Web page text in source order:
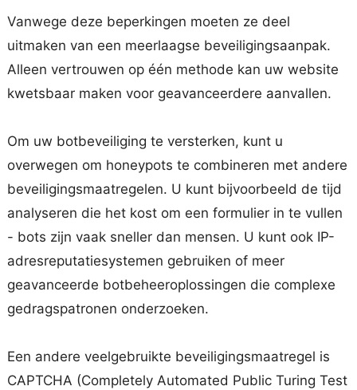
Vanwege deze beperkingen moeten ze deel
uitmaken van een meerlaagse beveiligingsaanpak.
Alleen vertrouwen op één methode kan uw website
kwetsbaar maken voor geavanceerdere aanvallen.
Om uw botbeveiliging te versterken, kunt u
overwegen om honeypots te combineren met andere
beveiligingsmaatregelen. U kunt bijvoorbeeld de tijd
analyseren die het kost om een formulier in te vullen
- bots zijn vaak sneller dan mensen. U kunt ook IP-
adresreputatiesystemen gebruiken of meer
geavanceerde botbeheeroplossingen die complexe
gedragspatronen onderzoeken.
Een andere veelgebruikte beveiligingsmaatregel is
CAPTCHA (Completely Automated Public Turing Test